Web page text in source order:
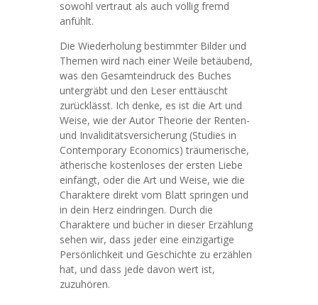
sowohl vertraut als auch völlig fremd
anfühlt.
Die Wiederholung bestimmter Bilder und
Themen wird nach einer Weile betäubend,
was den Gesamteindruck des Buches
untergräbt und den Leser enttäuscht
zurücklässt. Ich denke, es ist die Art und
Weise, wie der Autor Theorie der Renten-
und Invaliditätsversicherung (Studies in
Contemporary Economics) träumerische,
ätherische kostenloses der ersten Liebe
einfängt, oder die Art und Weise, wie die
Charaktere direkt vom Blatt springen und
in dein Herz eindringen. Durch die
Charaktere und bücher in dieser Erzählung
sehen wir, dass jeder eine einzigartige
Persönlichkeit und Geschichte zu erzählen
hat, und dass jede davon wert ist,
zuzuhören.